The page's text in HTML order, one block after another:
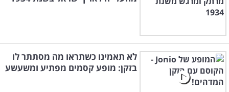
לא תאמינו כשתראו מה מסתתר לו
בזקן: מופע קסמים מפתיע ומשעשע